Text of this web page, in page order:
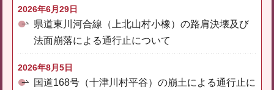
2026年6月29日
県道東川河合線（上北山村小橡）の路肩決壊及び
法面崩落による通行止について
2026年8月5日
国道168号（十津川村平谷）の崩土による通行止に